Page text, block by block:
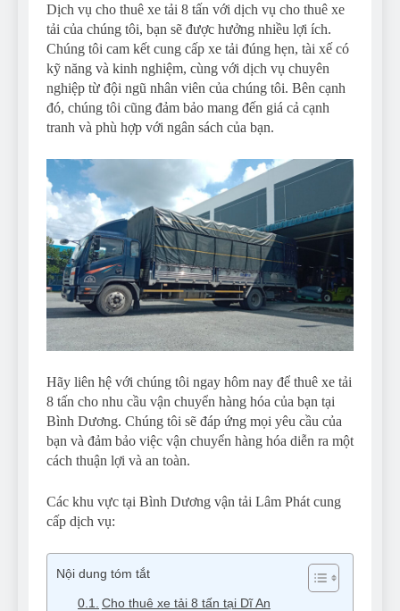
Dịch vụ cho thuê xe tải 8 tấn với dịch vụ cho thuê xe
tải của chúng tôi, bạn sẽ được hưởng nhiều lợi ích.
Chúng tôi cam kết cung cấp xe tải đúng hẹn, tài xế có
kỹ năng và kinh nghiệm, cùng với dịch vụ chuyên
nghiệp từ đội ngũ nhân viên của chúng tôi. Bên cạnh
đó, chúng tôi cũng đảm bảo mang đến giá cả cạnh
tranh và phù hợp với ngân sách của bạn.
Hãy liên hệ với chúng tôi ngay hôm nay để thuê xe tải
8 tấn cho nhu cầu vận chuyển hàng hóa của bạn tại
Bình Dương. Chúng tôi sẽ đáp ứng mọi yêu cầu của
bạn và đảm bảo việc vận chuyển hàng hóa diễn ra một
cách thuận lợi và an toàn.
Các khu vực tại Bình Dương vận tải Lâm Phát cung
cấp dịch vụ:
Nội dung tóm tắt
Cho thuê xe tải 8 tấn tại Dĩ An